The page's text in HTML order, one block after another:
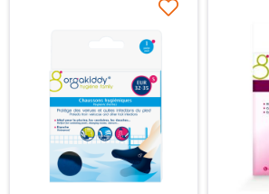
Gammes spécifiques tisanes allaitement et
maternité
Nature
Aromathérapie
Diététique minceur
Ajouter à ma liste d’envie